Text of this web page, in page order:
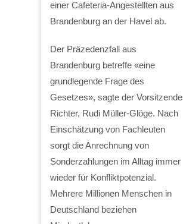
einer Cafeteria-Angestellten aus
Brandenburg an der Havel ab.
Der Präzedenzfall aus
Brandenburg betreffe «eine
grundlegende Frage des
Gesetzes», sagte der Vorsitzende
Richter, Rudi Müller-Glöge. Nach
Einschätzung von Fachleuten
sorgt die Anrechnung von
Sonderzahlungen im Alltag immer
wieder für Konfliktpotenzial.
Mehrere Millionen Menschen in
Deutschland beziehen